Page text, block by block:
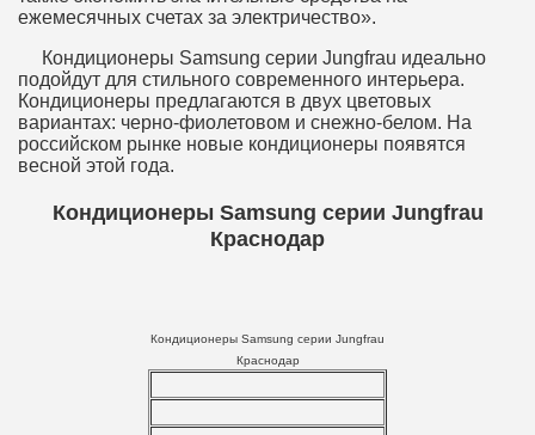
ежемесячных счетах за электричество».
Кондиционеры Samsung серии Jungfrau идеально
подойдут для стильного современного интерьера.
Кондиционеры предлагаются в двух цветовых
вариантах: черно-фиолетовом и снежно-белом. На
российском рынке новые кондиционеры появятся
весной этой года.
Кондиционеры Samsung серии Jungfrau
Краснодар
Кондиционеры Samsung серии Jungfrau
Краснодар